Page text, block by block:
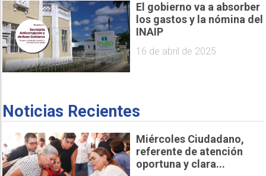
El gobierno va a absorber
los gastos y la nómina del
INAIP
16 de abril de 2025
Noticias Recientes
Miércoles Ciudadano,
referente de atención
oportuna y clara...